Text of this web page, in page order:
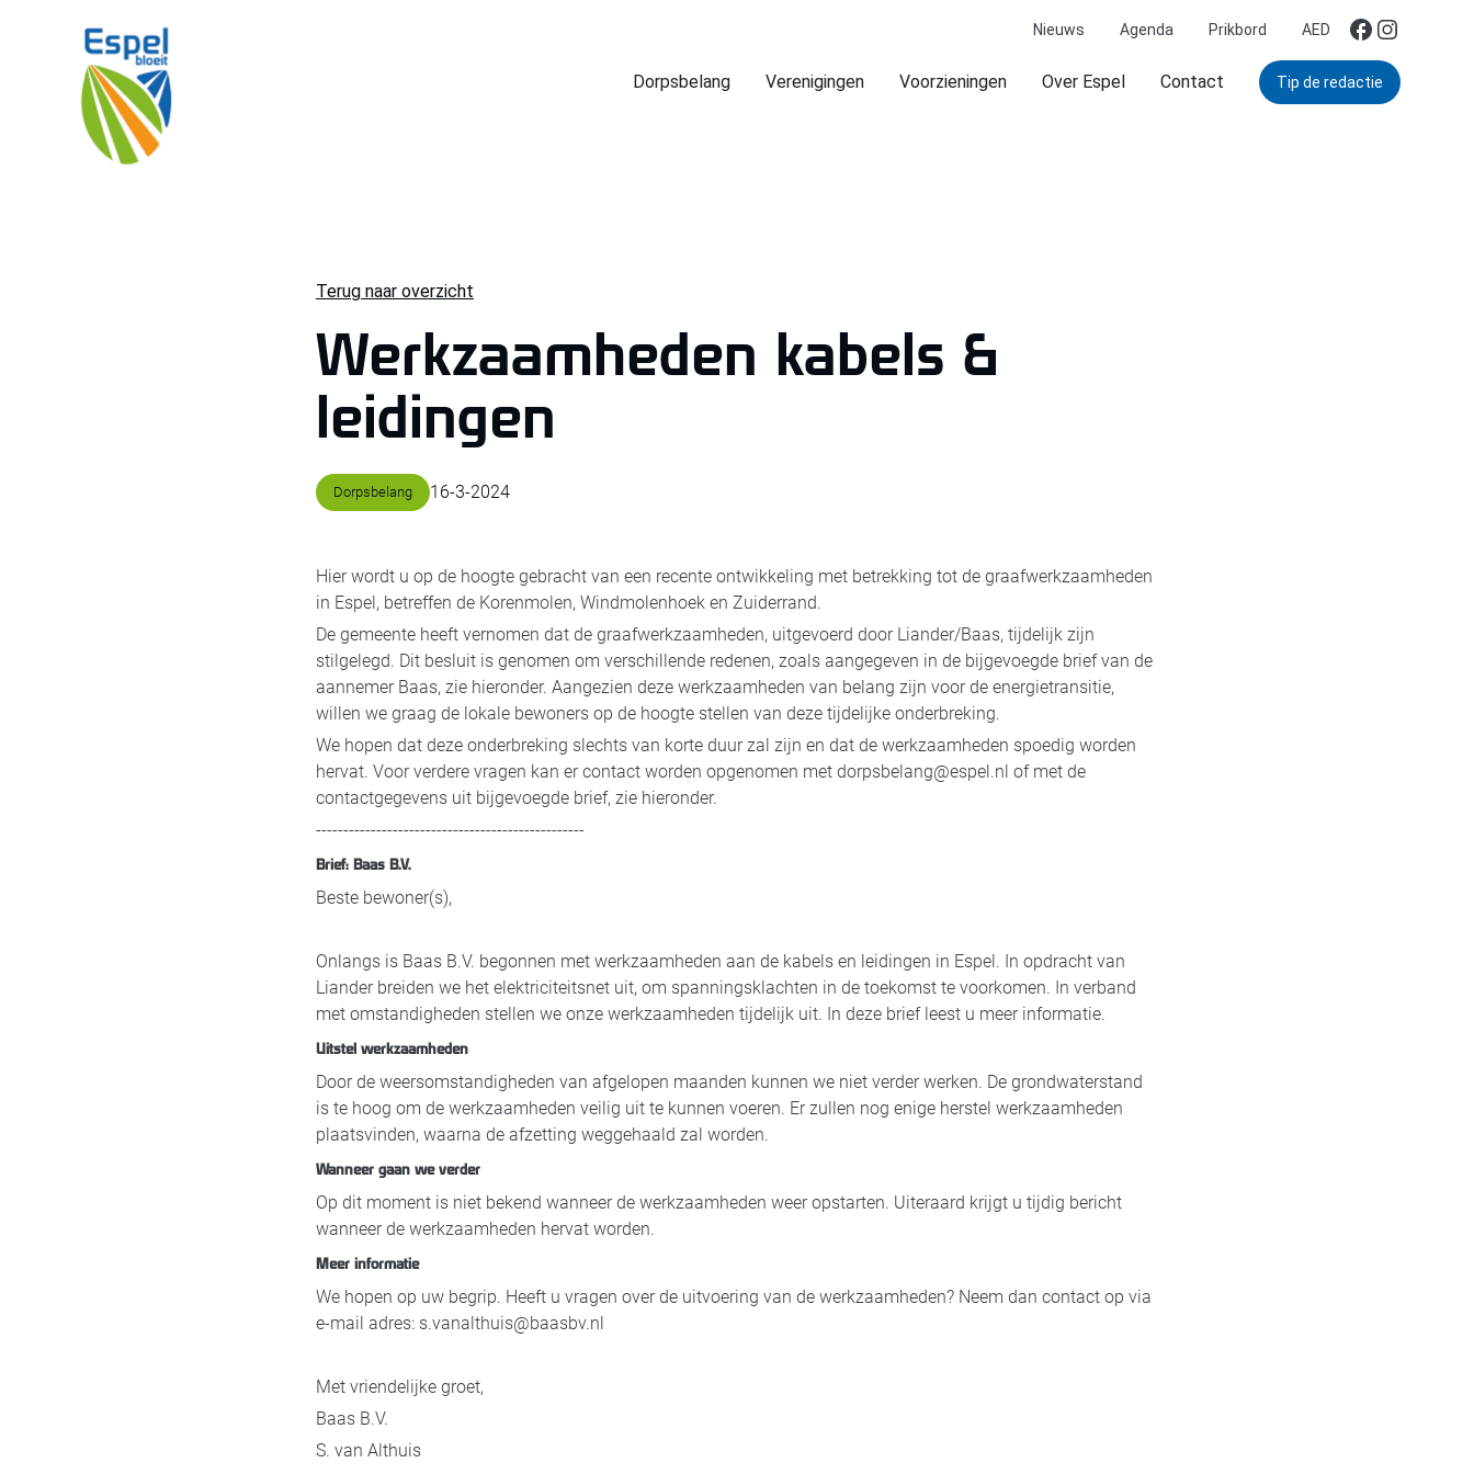
Nieuws Agenda Prikbord AED
Dorpsbelang Verenigingen Voorzieningen Over Espel Contact Tip de redactie
Terug naar overzicht
Werkzaamheden kabels &
leidingen
Dorpsbelang 16-3-2024
Hier wordt u op de hoogte gebracht van een recente ontwikkeling met betrekking tot de graafwerkzaamheden
in Espel, betreffen de Korenmolen, Windmolenhoek en Zuiderrand.
De gemeente heeft vernomen dat de graafwerkzaamheden, uitgevoerd door Liander/Baas, tijdelijk zijn
stilgelegd. Dit besluit is genomen om verschillende redenen, zoals aangegeven in de bijgevoegde brief van de
aannemer Baas, zie hieronder. Aangezien deze werkzaamheden van belang zijn voor de energietransitie,
willen we graag de lokale bewoners op de hoogte stellen van deze tijdelijke onderbreking.
We hopen dat deze onderbreking slechts van korte duur zal zijn en dat de werkzaamheden spoedig worden
hervat. Voor verdere vragen kan er contact worden opgenomen met dorpsbelang@espel.nl of met de
contactgegevens uit bijgevoegde brief, zie hieronder.
-------------------------------------------------
Brief: Baas B.V.
Beste bewoner(s),
Onlangs is Baas B.V. begonnen met werkzaamheden aan de kabels en leidingen in Espel. In opdracht van
Liander breiden we het elektriciteitsnet uit, om spanningsklachten in de toekomst te voorkomen. In verband
met omstandigheden stellen we onze werkzaamheden tijdelijk uit. In deze brief leest u meer informatie.
Uitstel werkzaamheden
Door de weersomstandigheden van afgelopen maanden kunnen we niet verder werken. De grondwaterstand
is te hoog om de werkzaamheden veilig uit te kunnen voeren. Er zullen nog enige herstel werkzaamheden
plaatsvinden, waarna de afzetting weggehaald zal worden.
Wanneer gaan we verder
Op dit moment is niet bekend wanneer de werkzaamheden weer opstarten. Uiteraard krijgt u tijdig bericht
wanneer de werkzaamheden hervat worden.
Meer informatie
We hopen op uw begrip. Heeft u vragen over de uitvoering van de werkzaamheden? Neem dan contact op via
e-mail adres: s.vanalthuis@baasbv.nl
Met vriendelijke groet,
Baas B.V.
S. van Althuis